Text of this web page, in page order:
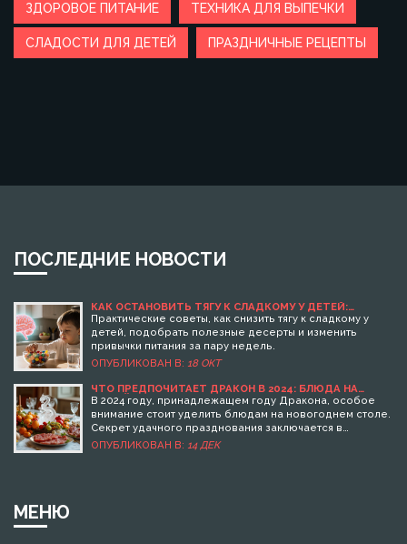
ЗДОРОВОЕ ПИТАНИЕ ТЕХНИКА ДЛЯ ВЫПЕЧКИ
СЛАДОСТИ ДЛЯ ДЕТЕЙ ПРАЗДНИЧНЫЕ РЕЦЕПТЫ
ПОСЛЕДНИЕ НОВОСТИ
КАК ОСТАНОВИТЬ ТЯГУ К СЛАДКОМУ У ДЕТЕЙ:
ПРАКТИЧЕСКИЕ СОВЕТЫ И ПОЛЕЗНЫЕ ДЕСЕРТЫ
Практические советы, как снизить тягу к сладкому у
детей, подобрать полезные десерты и изменить
привычки питания за пару недель.
ОПУБЛИКОВАН В: 18 ОКТ
ЧТО ПРЕДПОЧИТАЕТ ДРАКОН В 2024: БЛЮДА НА
НОВЫЙ ГОД 2025
В 2024 году, принадлежащем году Дракона, особое
внимание стоит уделить блюдам на новогоднем столе.
Секрет удачного празднования заключается в
правильном выборе ингредиентов и презентации.
ОПУБЛИКОВАН В: 14 ДЕК
МЕНЮ